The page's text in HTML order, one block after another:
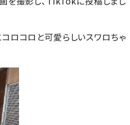
ロコロと可愛らしいスワロちゃ